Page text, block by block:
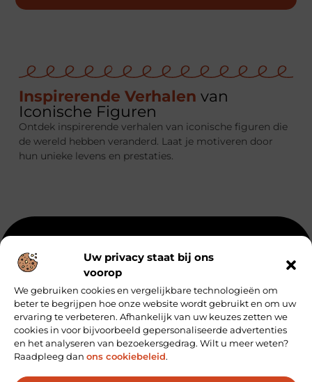
Uw privacy staat bij ons
voorop
We gebruiken cookies en vergelijkbare technologieën om
beter te begrijpen hoe onze website wordt gebruikt en om uw
ervaring te verbeteren. Afhankelijk van uw keuzes zetten we
cookies in voor bijvoorbeeld gepersonaliseerde advertenties
en het analyseren van bezoekersgedrag. Wilt u meer weten?
Raadpleeg dan ons cookiebeleid.
Inspirerende Verhalen van
Iconische Figuren
Ontdek inspirerende verhalen van iconische figuren die
de wereld hebben veranderd. Laat je motiveren door
hun unieke levens en prestaties.
Beroemdheden Uit de Media Partners
Ons team
Website index
Cookiebeleid (EU)
Koop Backlinks: Zo Vergroot Je de Autoriteit van Je Website
Geld verdienen via internet: hoe jij online inkomsten kunt genereren